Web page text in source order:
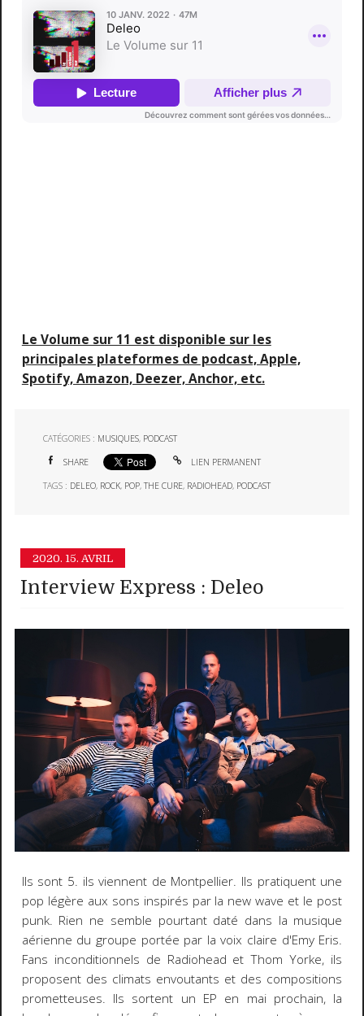
Le Volume sur 11 est disponible sur les
principales plateformes de podcast, Apple,
Spotify, Amazon, Deezer, Anchor, etc.
CATÉGORIES : MUSIQUES, PODCAST
SHARE LIEN PERMANENT
TAGS : DELEO, ROCK, POP,THE CURE, RADIOHEAD, PODCAST
2020. 15. AVRIL
Interview Express : Deleo
Ils sont 5. ils viennent de Montpellier. Ils pratiquent une
pop légère aux sons inspirés par la new wave et le post
punk. Rien ne semble pourtant daté dans la musique
aérienne du groupe portée par la voix claire d'Emy Eris.
Fans inconditionnels de Radiohead et Thom Yorke, ils
proposent des climats envoutants et des compositions
prometteuses. Ils sortent un EP en mai prochain, la